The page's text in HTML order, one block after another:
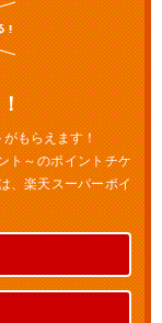
がもらえます！
ト～のポイントチケ
、楽天スーパーポイ